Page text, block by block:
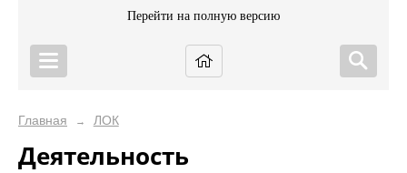
Перейти на полную версию
Главная → ЛОК
Деятельность